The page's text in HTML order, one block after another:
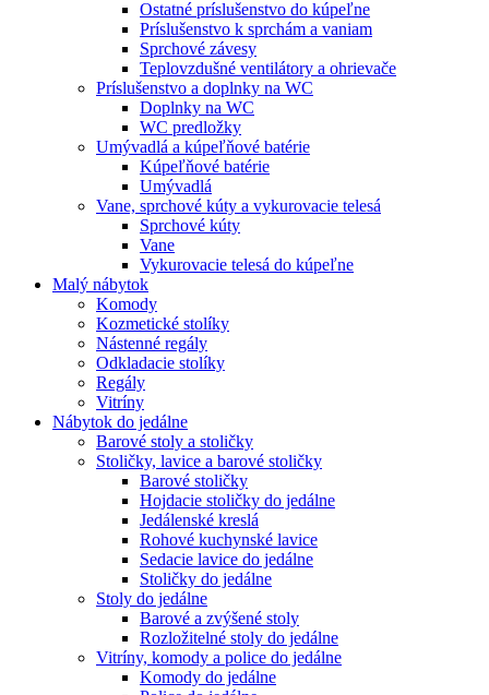
Ostatné príslušenstvo do kúpeľne
Príslušenstvo k sprchám a vaniam
Sprchové závesy
Teplovzdušné ventilátory a ohrievače
Príslušenstvo a doplnky na WC
Doplnky na WC
WC predložky
Umývadlá a kúpeľňové batérie
Kúpeľňové batérie
Umývadlá
Vane, sprchové kúty a vykurovacie telesá
Sprchové kúty
Vane
Vykurovacie telesá do kúpeľne
Malý nábytok
Komody
Kozmetické stolíky
Nástenné regály
Odkladacie stolíky
Regály
Vitríny
Nábytok do jedálne
Barové stoly a stoličky
Stoličky, lavice a barové stoličky
Barové stoličky
Hojdacie stoličky do jedálne
Jedálenské kreslá
Rohové kuchynské lavice
Sedacie lavice do jedálne
Stoličky do jedálne
Stoly do jedálne
Barové a zvýšené stoly
Rozložitelné stoly do jedálne
Vitríny, komody a police do jedálne
Komody do jedálne